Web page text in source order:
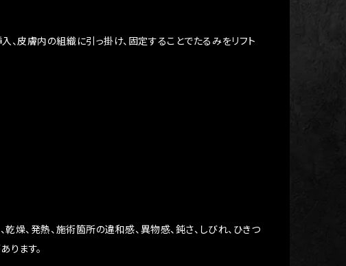
、皮膚内の組織に引っ掛け、固定することでたるみをリフト
乾燥、発熱、施術箇所の違和感、異物感、鈍さ、しびれ、ひきつ
ります。